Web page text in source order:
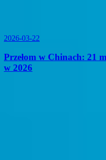
2026-03-22
Przełom w Chinach: 21
w 2026